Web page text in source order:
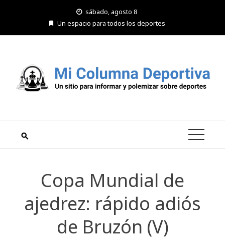
sábado, agosto 8
Un espacio para todos los deportes
Copa Mundial de
ajedrez: rápido adiós
de Bruzón (V)